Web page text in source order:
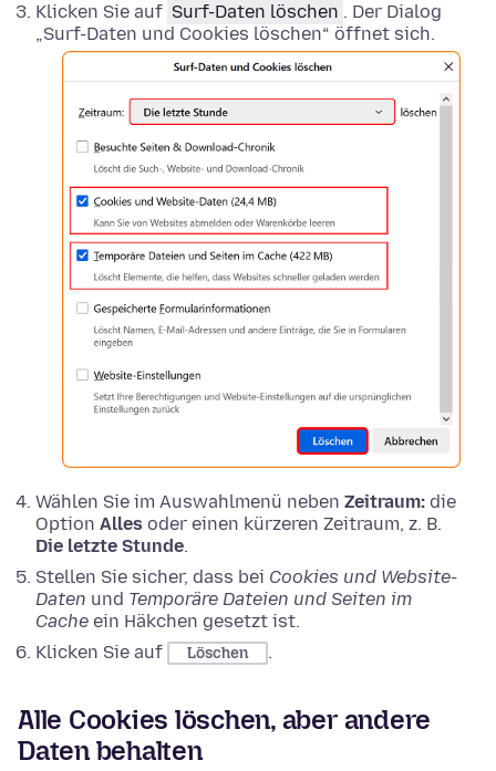
Klicken Sie auf Surf-Daten löschen . Der Dialog
„Surf-Daten und Cookies löschen“ öffnet sich.
Wählen Sie im Auswahlmenü neben Zeitraum: die
Option Alles oder einen kürzeren Zeitraum, z. B.
Die letzte Stunde.
Stellen Sie sicher, dass bei Cookies und Website-
Daten und Temporäre Dateien und Seiten im
Cache ein Häkchen gesetzt ist.
Klicken Sie auf
Löschen .
Alle Cookies löschen, aber andere
Daten behalten